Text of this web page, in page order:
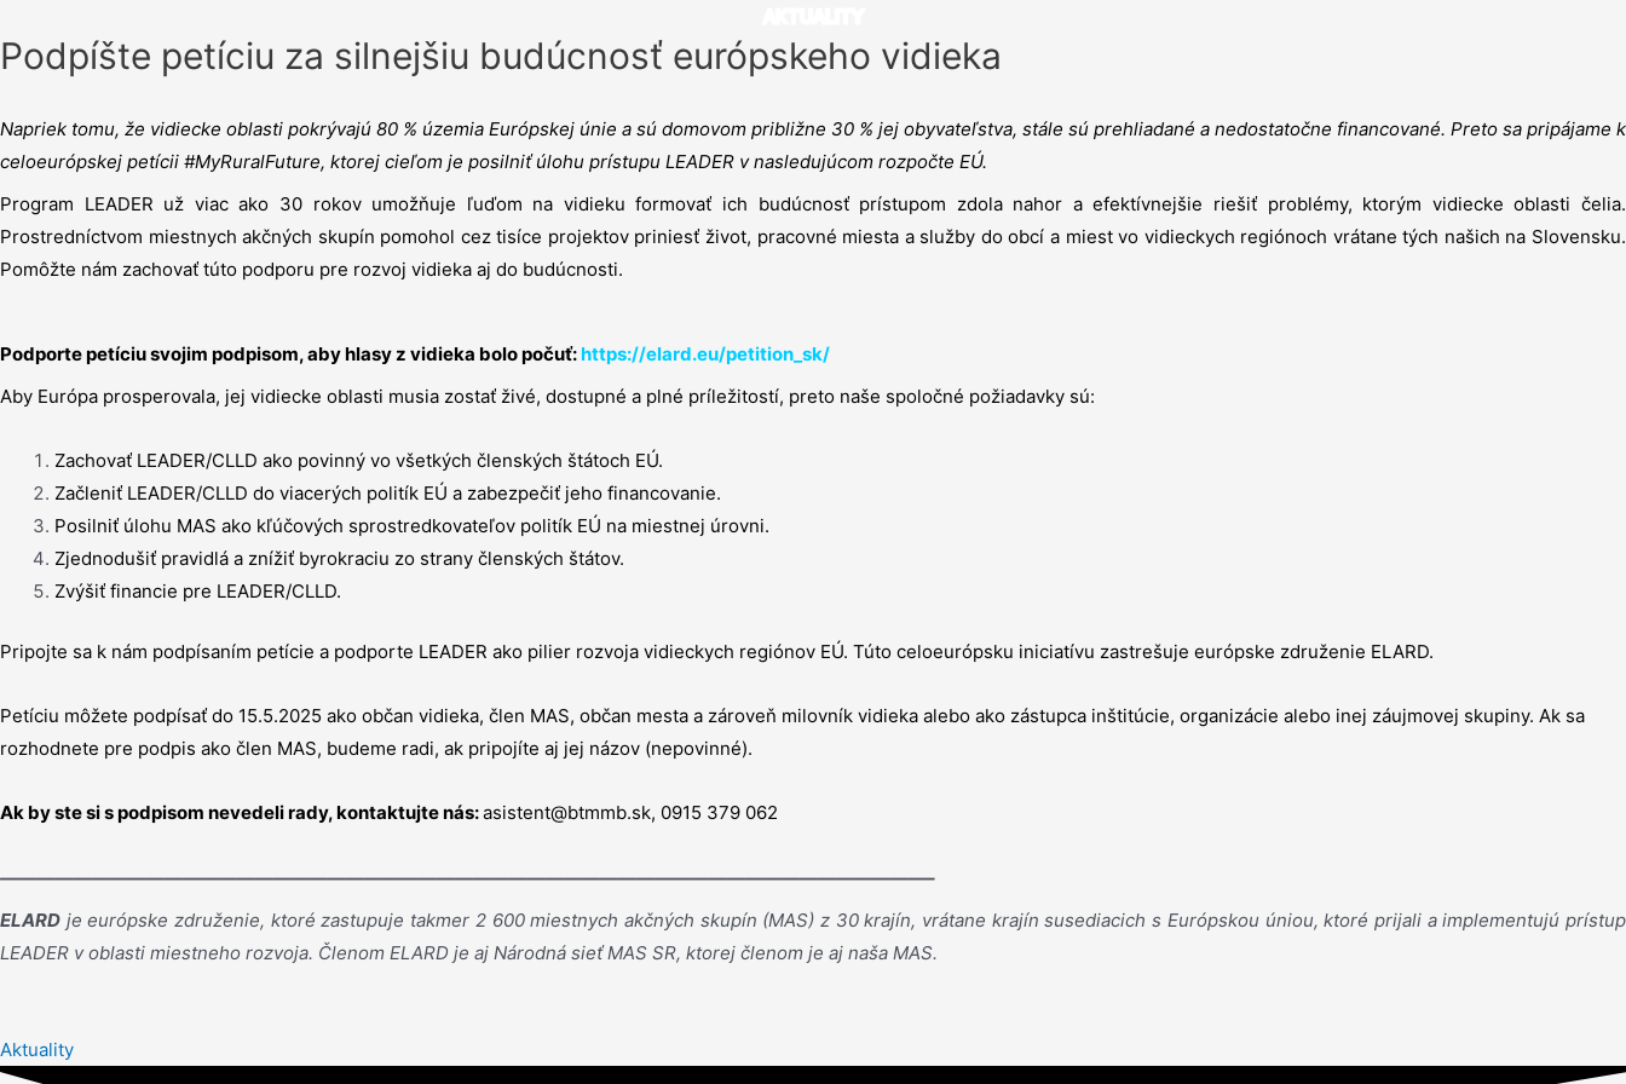
Podpíšte petíciu za silnejšiu budúcnosť európskeho vidieka
Napriek tomu, že vidiecke oblasti pokrývajú 80 % územia Európskej únie a sú domovom približne 30 % jej obyvateľstva, stále sú prehliadané a nedostatočne financované. Preto sa pripájame k
celoeurópskej petícii #MyRuralFuture, ktorej cieľom je posilniť úlohu prístupu LEADER v nasledujúcom rozpočte EÚ.
Program LEADER už viac ako 30 rokov umožňuje ľuďom na vidieku formovať ich budúcnosť prístupom zdola nahor a efektívnejšie riešiť problémy, ktorým vidiecke oblasti čelia.
Prostredníctvom miestnych akčných skupín pomohol cez tisíce projektov priniesť život, pracovné miesta a služby do obcí a miest vo vidieckych regiónoch vrátane tých našich na Slovensku.
Pomôžte nám zachovať túto podporu pre rozvoj vidieka aj do budúcnosti.
Podporte petíciu svojim podpisom, aby hlasy z vidieka bolo počuť:https://elard.eu/petition_sk/
Aby Európa prosperovala, jej vidiecke oblasti musia zostať živé, dostupné a plné príležitostí, preto naše spoločné požiadavky sú:
Zachovať LEADER/CLLD ako povinný vo všetkých členských štátoch EÚ.
Začleniť LEADER/CLLD do viacerých politík EÚ a zabezpečiť jeho financovanie.
Posilniť úlohu MAS ako kľúčových sprostredkovateľov politík EÚ na miestnej úrovni.
Zjednodušiť pravidlá a znížiť byrokraciu zo strany členských štátov.
Zvýšiť financie pre LEADER/CLLD.
Pripojte sa k nám podpísaním petície a podporte LEADER ako pilier rozvoja vidieckych regiónov EÚ. Túto celoeurópsku iniciatívu zastrešuje európske združenie ELARD.
Petíciu môžete podpísať do 15.5.2025 ako občan vidieka, člen MAS, občan mesta a zároveň milovník vidieka alebo ako zástupca inštitúcie, organizácie alebo inej záujmovej skupiny. Ak sa
rozhodnete pre podpis ako člen MAS, budeme radi, ak pripojíte aj jej názov (nepovinné).
Ak by ste si s podpisom nevedeli rady, kontaktujte nás:asistent@btmmb.sk, 0915 379 062
———————————————————————————————————————————————————–
ELARD je európske združenie, ktoré zastupuje takmer 2 600 miestnych akčných skupín (MAS) z 30 krajín, vrátane krajín susediacich s Európskou úniou, ktoré prijali a implementujú prístup
LEADER v oblasti miestneho rozvoja. Členom ELARD je aj Národná sieť MAS SR, ktorej členom je aj naša MAS.
Aktuality